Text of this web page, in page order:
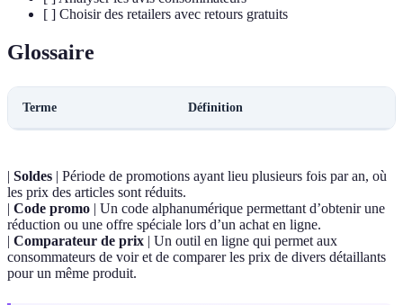
[ ] Choisir des retailers avec retours gratuits
Glossaire
Terme Définition
| Soldes | Période de promotions ayant lieu plusieurs fois par an, où
les prix des articles sont réduits.
| Code promo | Un code alphanumérique permettant d’obtenir une
réduction ou une offre spéciale lors d’un achat en ligne.
| Comparateur de prix | Un outil en ligne qui permet aux
consommateurs de voir et de comparer les prix de divers détaillants
pour un même produit.